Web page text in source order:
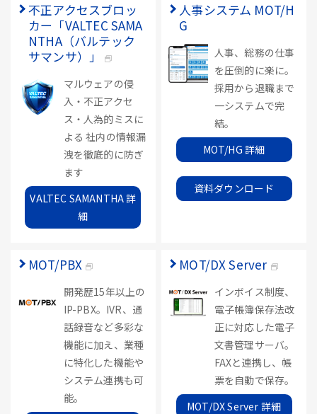
不正アクセスブロッ
カー「VALTEC SAMA
NTHA（バルテック
サマンサ）」
マルウェアの侵
入・不正アクセ
ス・人為的ミスに
よる 社内の情報漏
洩を徹底的に防ぎ
ます
VALTEC SAMANTHA 詳
細
人事システム MOT/H
G
人事、総務の仕事
を圧倒的に楽に。
採用から退職まで
一システムで完
結。
MOT/HG 詳細
資料ダウンロード
MOT/PBX
開発歴15年以上の
IP-PBX。IVR、通
話録音など多彩な
機能に加え、業種
に特化した機能や
システム連携も可
能。
MOT/DX Server
インボイス制度、
電子帳簿保存法改
正に対応した電子
文書管理サーバ。
FAXと連携し、帳
票を自動で保存。
MOT/DX Server 詳細